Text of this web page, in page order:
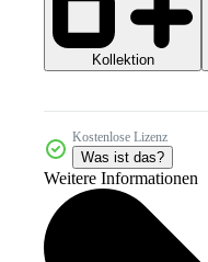
Kollektion
Kostenlose Lizenz
Was ist das?
Weitere Informationen